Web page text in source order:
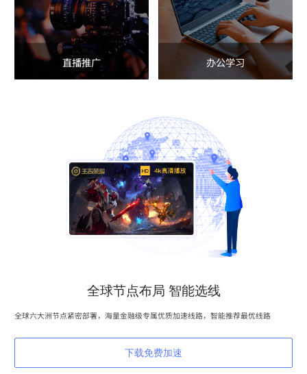
直播推广 办公学习
全球节点布局 智能选线
全球六大洲节点紧密部署，海量金融级专属优质加速线路，智能推荐最优线路
下载免费加速